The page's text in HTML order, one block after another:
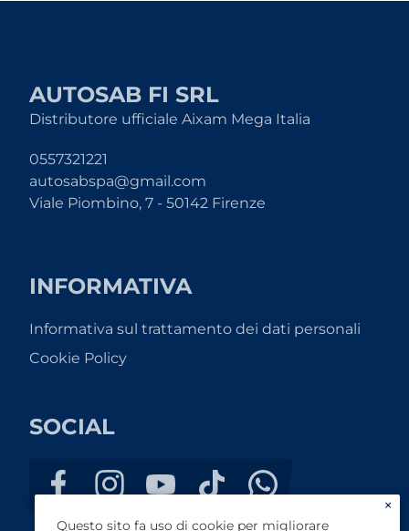
AUTOSAB FI SRL
Distributore ufficiale Aixam Mega Italia
0557321221
autosabspa@gmail.com
Viale Piombino, 7 - 50142 Firenze
INFORMATIVA
Informativa sul trattamento dei dati personali
Cookie Policy
SOCIAL
×
Questo sito fa uso di cookie per migliorare